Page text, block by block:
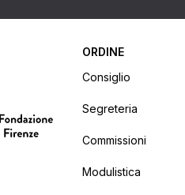
ORDINE
Consiglio
Segreteria
Commissioni
Modulistica